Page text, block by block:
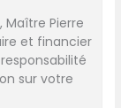
Maître Pierre
et financier
sur votre